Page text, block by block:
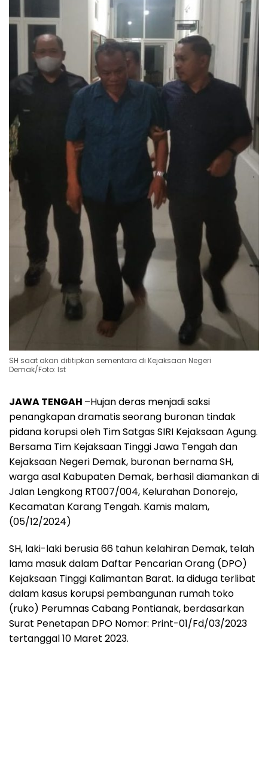
SH saat akan dititipkan sementara di Kejaksaan Negeri
Demak/Foto: Ist
JAWA TENGAH –Hujan deras menjadi saksi
penangkapan dramatis seorang buronan tindak
pidana korupsi oleh Tim Satgas SIRI Kejaksaan Agung.
Bersama Tim Kejaksaan Tinggi Jawa Tengah dan
Kejaksaan Negeri Demak, buronan bernama SH,
warga asal Kabupaten Demak, berhasil diamankan di
Jalan Lengkong RT007/004, Kelurahan Donorejo,
Kecamatan Karang Tengah. Kamis malam,
(05/12/2024)
SH, laki-laki berusia 66 tahun kelahiran Demak, telah
lama masuk dalam Daftar Pencarian Orang (DPO)
Kejaksaan Tinggi Kalimantan Barat. Ia diduga terlibat
dalam kasus korupsi pembangunan rumah toko
(ruko) Perumnas Cabang Pontianak, berdasarkan
Surat Penetapan DPO Nomor: Print-01/Fd/03/2023
tertanggal 10 Maret 2023.